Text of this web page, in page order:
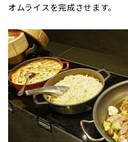
オムライスを完成させます。